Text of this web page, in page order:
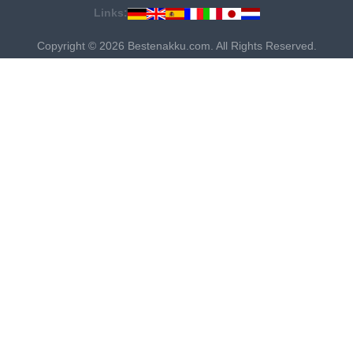
Links:
Copyright © 2026 Bestenakku.com. All Rights Reserved.